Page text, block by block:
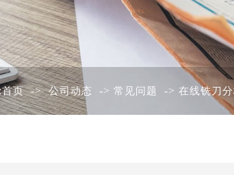
首页->公司动态 -> 常见问题 -> 在线铣刀